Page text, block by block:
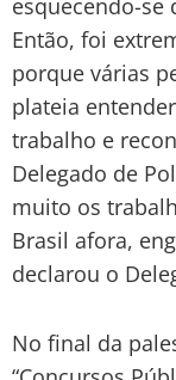
Então, foi
porque várias
plateia
trabalho e
Delegado de
muito os
Brasil afora,
declarou o
No final da